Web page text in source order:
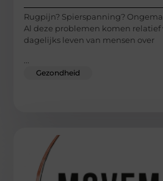
Rugpijn? Spierspanning?
Al deze problemen komen relatief
dagelijks leven van mensen over
...
Gezondheid